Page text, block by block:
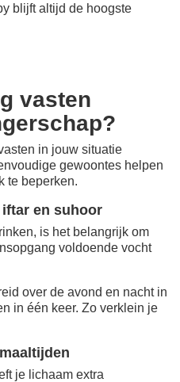
blijft altijd de hoogste
vasten
in jouw situatie
gewoontes helpen
te beperken.
en suhoor
is het belangrijk om
voldoende vocht
over de avond en nacht in
in één keer. Zo verklein je
je lichaam extra